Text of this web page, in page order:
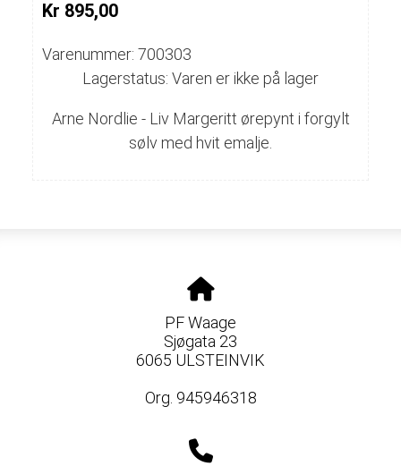
Kr 895,00
Varenummer: 700303
Lagerstatus: Varen er ikke på lager
Arne Nordlie - Liv Margeritt ørepynt i forgylt
sølv med hvit emalje.
PF Waage
Sjøgata 23
6065 ULSTEINVIK
Org. 945946318